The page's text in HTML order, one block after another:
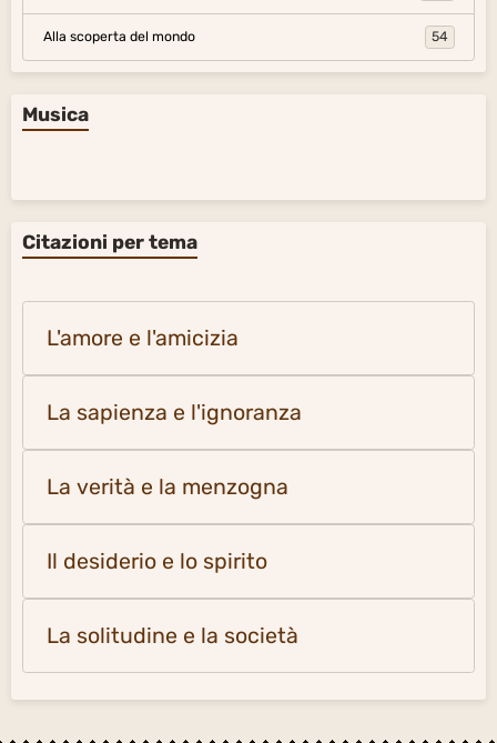
Alla scoperta del mondo 54
Musica
Citazioni per tema
L'amore e l'amicizia
La sapienza e l'ignoranza
La verità e la menzogna
Il desiderio e lo spirito
La solitudine e la società